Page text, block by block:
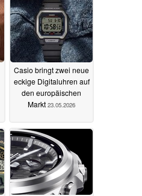
Casio bringt zwei neue
eckige Digitaluhren auf
den europäischen
Markt 23.05.2026